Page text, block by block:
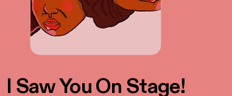
I Saw You On Stage!